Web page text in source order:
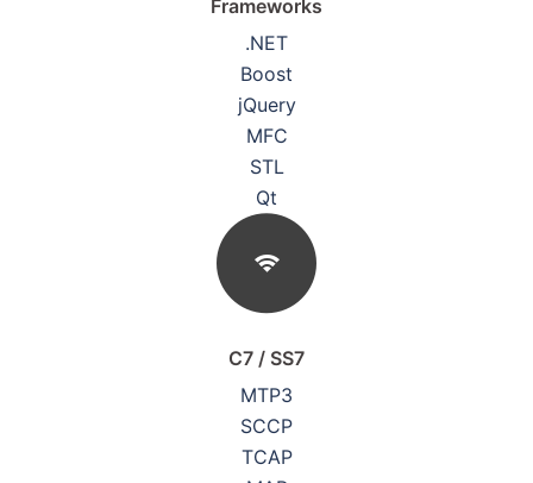
Frameworks
.NET
Boost
jQuery
MFC
STL
Qt
C7 / SS7
MTP3
SCCP
TCAP